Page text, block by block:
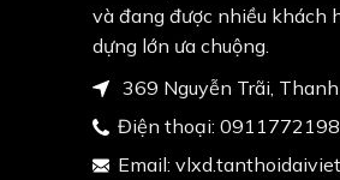
và đang được nhiều khách
dựng lớn ưa chuộng.
369 Nguyễn Trãi,
Điện thoại: 0911772198
Email: